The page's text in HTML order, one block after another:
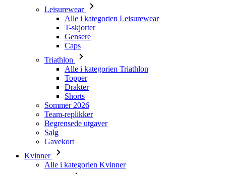
Leisurewear
Alle i kategorien Leisurewear
T-skjorter
Gensere
Caps
Triathlon
Alle i kategorien Triathlon
Topper
Drakter
Shorts
Sommer 2026
Team-replikker
Begrensede utgaver
Salg
Gavekort
Kvinner
Alle i kategorien Kvinner